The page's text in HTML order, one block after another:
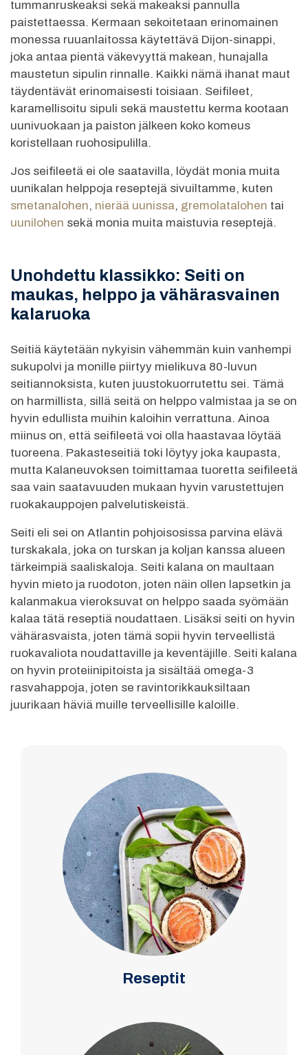
tummanruskeaksi sekä makeaksi pannulla
paistettaessa. Kermaan sekoitetaan erinomainen
monessa ruuanlaitossa käytettävä Dijon-sinappi,
joka antaa pientä väkevyyttä makean, hunajalla
maustetun sipulin rinnalle. Kaikki nämä ihanat maut
täydentävät erinomaisesti toisiaan. Seifileet,
karamellisoitu sipuli sekä maustettu kerma kootaan
uunivuokaan ja paiston jälkeen koko komeus
koristellaan ruohosipulilla.
Jos seifileetä ei ole saatavilla, löydät monia muita
uunikalan helppoja reseptejä sivuiltamme, kuten
smetanalohen, nierää uunissa, gremolatalohen tai
uunilohen sekä monia muita maistuvia reseptejä.
Unohdettu klassikko: Seiti on
maukas, helppo ja vähärasvainen
kalaruoka
Seitiä käytetään nykyisin vähemmän kuin vanhempi
sukupolvi ja monille piirtyy mielikuva 80-luvun
seitiannoksista, kuten juustokuorrutettu sei. Tämä
on harmillista, sillä seitä on helppo valmistaa ja se on
hyvin edullista muihin kaloihin verrattuna. Ainoa
miinus on, että seifileetä voi olla haastavaa löytää
tuoreena. Pakasteseitiä toki löytyy joka kaupasta,
mutta Kalaneuvoksen toimittamaa tuoretta seifileetä
saa vain saatavuuden mukaan hyvin varustettujen
ruokakauppojen palvelutiskeistä.
Seiti eli sei on Atlantin pohjoisosissa parvina elävä
turskakala, joka on turskan ja koljan kanssa alueen
tärkeimpiä saaliskaloja. Seiti kalana on maultaan
hyvin mieto ja ruodoton, joten näin ollen lapsetkin ja
kalanmakua vieroksuvat on helppo saada syömään
kalaa tätä reseptiä noudattaen. Lisäksi seiti on hyvin
vähärasvaista, joten tämä sopii hyvin terveellistä
ruokavaliota noudattaville ja keventäjille. Seiti kalana
on hyvin proteiinipitoista ja sisältää omega-3
rasvahappoja, joten se ravintorikkauksiltaan
juurikaan häviä muille terveellisille kaloille.
Reseptit